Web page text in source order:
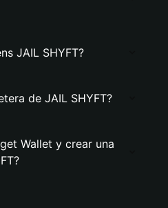
JAIL SHYFT?
de JAIL SHYFT?
Wallet y crear una